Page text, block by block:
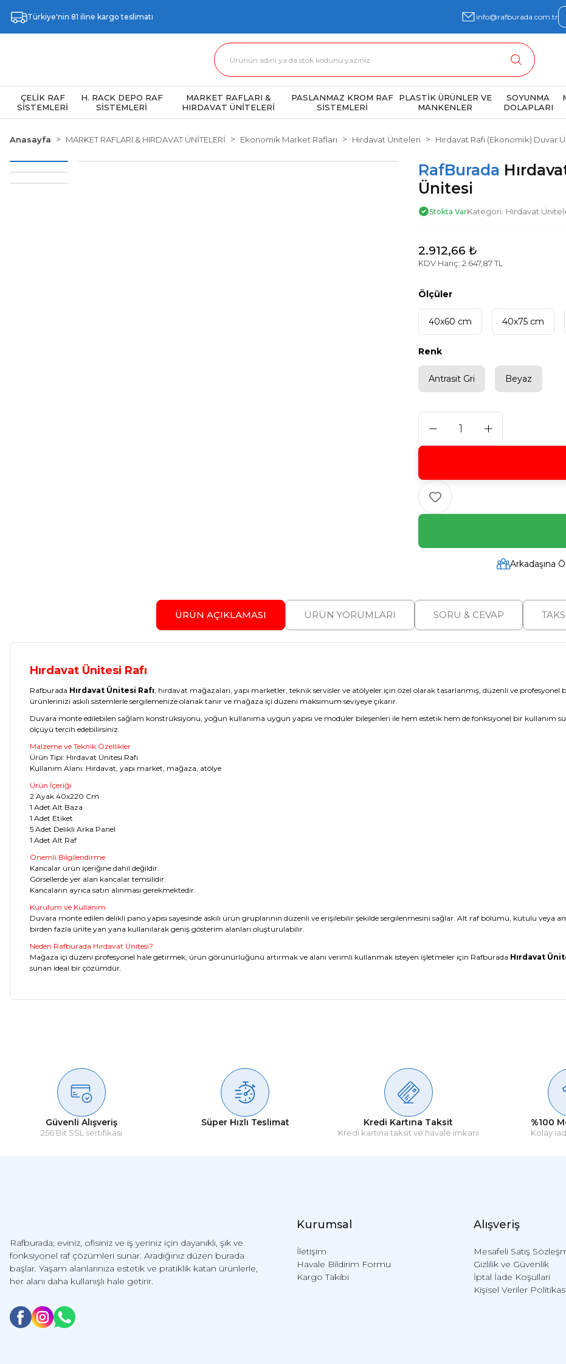
Türkiye'nin 81 iline kargo teslimatı info@rafburada.com.tr
ÇELİK RAF
SİSTEMLERİ
H. RACK DEPO RAF
SİSTEMLERİ
MARKET RAFLARI &
HIRDAVAT ÜNİTELERİ
PASLANMAZ KROM RAF
SİSTEMLERİ
PLASTİK ÜRÜNLER VE
MANKENLER
SOYUNMA
DOLAPLARI
Anasayfa MARKET RAFLARI & HIRDAVAT ÜNİTELERİ Ekonomik Market Rafları Hırdavat Üniteleri Hırdavat Rafı (Ekonomik) Duvar
RafBurada
Ünitesi
Stokta VarKategori Hırdavat
2.912,66 ₺
KDV Hariç: 2.647,87 TL
Ölçüler
40x60 cm 40x75 cm
Renk
Antrasit Gri Beyaz
Arkadaşına
ÜRÜN AÇIKLAMASI ÜRÜN YORUMLARI SORU & CEVAP
Hırdavat Ünitesi Rafı
Rafburada Hırdavat Ünitesi Rafı; hırdavat mağazaları, yapı marketler, teknik servisler ve atölyeler için özel olarak tasarlanmış, düzenli ve
ürünlerinizi askılı sistemlerle sergilemenize olanak tanır ve mağaza içi düzeni maksimum seviyeye çıkarır.
Duvara monte edilebilen sağlam konstrüksiyonu, yoğun kullanıma uygun yapısı ve modüler bileşenleri ile hem estetik hem de fonksiyonel bir kullanım
ölçüyü tercih edebilirsiniz.
Malzeme ve Teknik Özellikler
Ürün Tipi: Hırdavat Ünitesi Rafı
Kullanım Alanı: Hırdavat, yapı market, mağaza, atölye
Ürün İçeriği
2 Ayak 40x220 Cm
1 Adet Alt Baza
1 Adet Etiket
5 Adet Delikli Arka Panel
1 Adet Alt Raf
Önemli Bilgilendirme
Kancalar ürün içeriğine dahil değildir.
Görsellerde yer alan kancalar temsilidir.
Kancaların ayrıca satın alınması gerekmektedir.
Kurulum ve Kullanım
Duvara monte edilen delikli pano yapısı sayesinde askılı ürün gruplarının düzenli ve erişilebilir şekilde sergilenmesini sağlar. Alt raf bölümü, kutulu veya
birden fazla ünite yan yana kullanılarak geniş gösterim alanları oluşturulabilir.
Neden Rafburada Hırdavat Ünitesi?
Mağaza içi düzeni profesyonel hale getirmek, ürün görünürlüğünü artırmak ve alanı verimli kullanmak isteyen işletmeler için Rafburada Hırdavat
sunan ideal bir çözümdür.
Yorum Yaz
Soru Sor
Güvenli Alışveriş
256 Bit SSL sertifikası
Süper Hızlı Teslimat Kredi Kartına Taksit
Kredi kartına taksit ve havale imkanı
%100
Kolay
Rafburada; eviniz, ofisiniz ve iş yeriniz için dayanıklı, şık ve
fonksiyonel raf çözümleri sunar. Aradığınız düzen burada
başlar. Yaşam alanlarınıza estetik ve pratiklik katan ürünlerle,
her alanı daha kullanışlı hale getirir.
Kurumsal
İletişim
Havale Bildirim Formu
Kargo Takibi
Alışveriş
Mesafeli Satış
Gizlilik ve Güvenlik
İptal İade Koşullari
Kişisel Veriler Politikası